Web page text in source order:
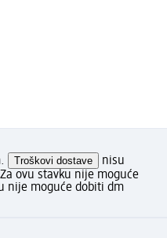
Troškovi dostave
nisu
ovu stavku nije moguće
nije moguće dobiti dm